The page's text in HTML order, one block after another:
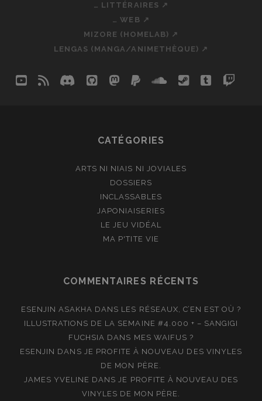
… LITTÉRAIRES ↗
… WEB ↗
MIZORE (HOMELAB) ↗
LENGAS (MANGA/ANIMETHÈQUE) ↗
youtube
rss discord
githubmastodon
paypalsoundcloud
steamtumblr
CATÉGORIES
ARTS NI NIAIS NI JOVIALES
DOSSIERS
INCLASSABLES
JAPONIAISERIES
LE JEU VIDÉAL
MA P'TITE VIE
COMMENTAIRES RÉCENTS
ESENJIN ASAKHA DANS LES RÉSEAUX, C’EN EST OÙ ?
ILLUSTRATIONS DE LA SEMAINE #4.000 + – SANGIGI
FUCHSIA DANS MES WAIFUS ?
ESENJIN DANS JE PROFITE À NOUVEAU DES VINYLES
DE MON PÈRE.
JAMES YVELINE DANSJE PROFITE À NOUVEAU DES
VINYLES DE MON PÈRE.